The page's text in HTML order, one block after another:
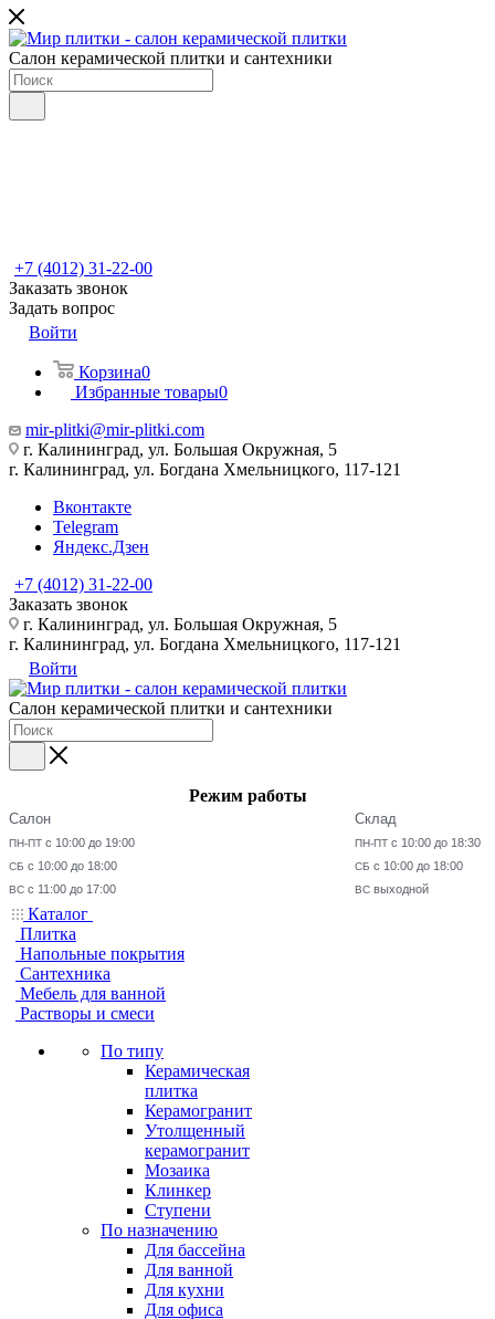
Салон керамической плитки и сантехники
+7 (4012) 31-22-00
Заказать звонок
Задать вопрос
Войти
Корзина0
Избранные товары0
mir-plitki@mir-plitki.com
г. Калининград, ул. Большая Окружная, 5
г. Калининград, ул. Богдана Хмельницкого, 117-121
Вконтакте
Telegram
Яндекс.Дзен
+7 (4012) 31-22-00
Заказать звонок
г. Калининград, ул. Большая Окружная, 5
г. Калининград, ул. Богдана Хмельницкого, 117-121
Войти
Салон керамической плитки и сантехники
Режим работы
Салон
ПН-ПТ с 10:00 до 19:00
СБ с 10:00 до 18:00
ВС с 11:00 до 17:00
Склад
ПН-ПТ с 10:00 до 18:30
СБ с 10:00 до 18:00
ВС выходной
Каталог
Плитка
Напольные покрытия
Сантехника
Мебель для ванной
Растворы и смеси
По типу
Керамическая
плитка
Керамогранит
Утолщенный
керамогранит
Мозаика
Клинкер
Ступени
По назначению
Для бассейна
Для ванной
Для кухни
Для офиса